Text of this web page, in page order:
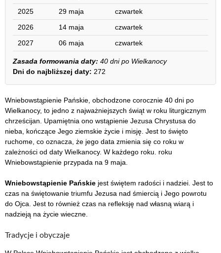
2025
29 maja
czwartek
2026
14 maja
czwartek
2027
06 maja czwartek
Zasada formowania daty: 40 dni po Wielkanocy
Dni do najbliższej daty: 272
Wniebowstąpienie Pańskie, obchodzone corocznie 40 dni po
Wielkanocy, to jedno z najważniejszych świąt w roku liturgicznym
chrześcijan. Upamiętnia ono wstąpienie Jezusa Chrystusa do
nieba, kończące Jego ziemskie życie i misję. Jest to święto
ruchome, co oznacza, że jego data zmienia się co roku w
zależności od daty Wielkanocy. W każdego roku. roku
Wniebowstąpienie przypada na 9 maja.
Wniebowstąpienie Pańskie jest świętem radości i nadziei. Jest to
czas na świętowanie triumfu Jezusa nad śmiercią i Jego powrotu
do Ojca. Jest to również czas na refleksję nad własną wiarą i
nadzieją na życie wieczne.
Tradycje i obyczaje